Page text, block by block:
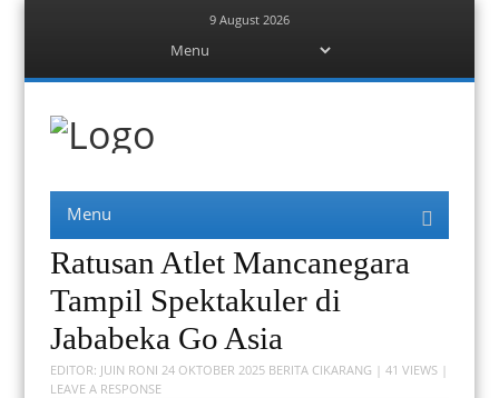
9 August 2026
content
Berita Bekasi
Menu
content
Ratusan Atlet Mancanegara
Tampil Spektakuler di
Jababeka Go Asia
EDITOR: JUIN RONI 24 OKTOBER 2025 BERITA CIKARANG | 41 VIEWS |
LEAVE A RESPONSE